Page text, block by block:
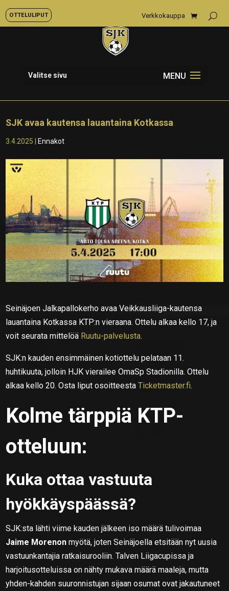
OTTELULIPUT Verkkokauppa
Valitse sivu
SJK avaa kautensa lauantaina Kotkassa
3.4.2025 Ennakot
Seinäjoen Jalkapallokerho avaa Veikkausliiga-kautensa
lauantaina Kotkassa KTP:n vieraana. Ottelu alkaa kello 17, ja
voit seurata mittelöä Ruutu-palvelusta.
SJK:n kauden ensimmäinen kotiottelu pelataan 11.
huhtikuuta, jolloin HJK vierailee OmaSp Stadionilla. Ottelu
alkaa kello 20. Osta liput osoitteestaTicketmaster.fi.
Kolme tärppiä KTP-
otteluun:
Kuka ottaa vastuuta
hyökkäyspäässä?
SJK:sta lähti viime kauden jälkeen iso määrä tulivoimaa
Jaime Morenon myötä, joten Seinäjoella etsitään nyt uusia
vastuunkantajia ratkaisurooliin. Talven Liigacupissa ja
harjoitusotteluissa on nähty mukava määrä maaleja, mutta
yhden-kahden suuronnistujan sijaan osumat ovat jakautuneet